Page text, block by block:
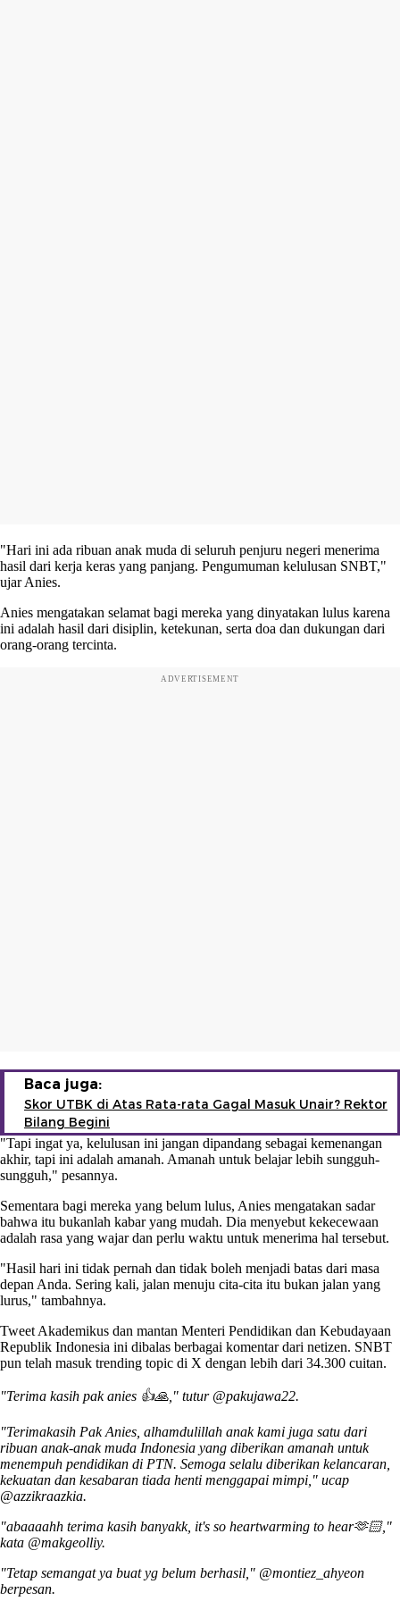
"Hari ini ada ribuan anak muda di seluruh penjuru negeri menerima
hasil dari kerja keras yang panjang. Pengumuman kelulusan SNBT,"
ujar Anies.
Anies mengatakan selamat bagi mereka yang dinyatakan lulus karena
ini adalah hasil dari disiplin, ketekunan, serta doa dan dukungan dari
orang-orang tercinta.
ADVERTISEMENT
Baca juga:
Skor UTBK di Atas Rata-rata Gagal Masuk Unair? Rektor
Bilang Begini
"Tapi ingat ya, kelulusan ini jangan dipandang sebagai kemenangan
akhir, tapi ini adalah amanah. Amanah untuk belajar lebih sungguh-
sungguh," pesannya.
Sementara bagi mereka yang belum lulus, Anies mengatakan sadar
bahwa itu bukanlah kabar yang mudah. Dia menyebut kekecewaan
adalah rasa yang wajar dan perlu waktu untuk menerima hal tersebut.
"Hasil hari ini tidak pernah dan tidak boleh menjadi batas dari masa
depan Anda. Sering kali, jalan menuju cita-cita itu bukan jalan yang
lurus," tambahnya.
Tweet Akademikus dan mantan Menteri Pendidikan dan Kebudayaan
Republik Indonesia ini dibalas berbagai komentar dari netizen. SNBT
pun telah masuk trending topic di X dengan lebih dari 34.300 cuitan.
"Terima kasih pak anies 👍🙏," tutur @pakujawa22.
"Terimakasih Pak Anies, alhamdulillah anak kami juga satu dari
ribuan anak-anak muda Indonesia yang diberikan amanah untuk
menempuh pendidikan di PTN. Semoga selalu diberikan kelancaran,
kekuatan dan kesabaran tiada henti menggapai mimpi," ucap
@azzikraazkia.
"abaaaahh terima kasih banyakk, it's so heartwarming to hear🫶🏻,"
kata @makgeolliy.
"Tetap semangat ya buat yg belum berhasil," @montiez_ahyeon
berpesan.